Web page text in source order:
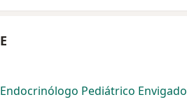
E
Endocrinólogo Pediátrico Envigado